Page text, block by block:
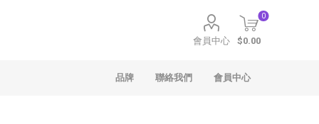
會員中心
0
$0.00
品牌 聯絡我們 會員中心